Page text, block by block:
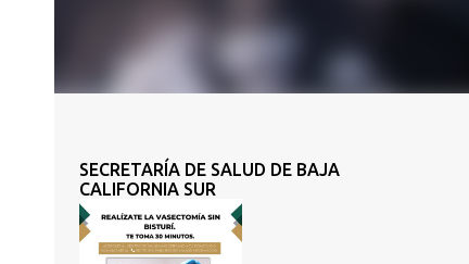
SECRETARÍA DE SALUD DE BAJA
CALIFORNIA SUR